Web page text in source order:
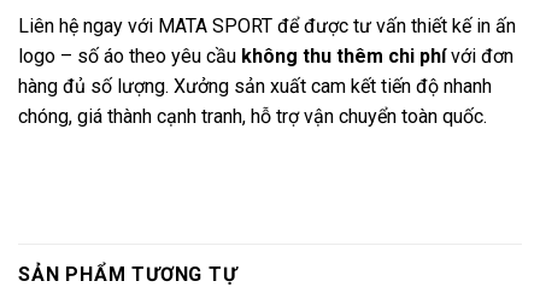
Liên hệ ngay với MATA SPORT để được tư vấn thiết kế in ấn
logo – số áo theo yêu cầu không thu thêm chi phívới đơn
hàng đủ số lượng. Xưởng sản xuất cam kết tiến độ nhanh
chóng, giá thành cạnh tranh, hỗ trợ vận chuyển toàn quốc.
SẢN PHẨM TƯƠNG TỰ